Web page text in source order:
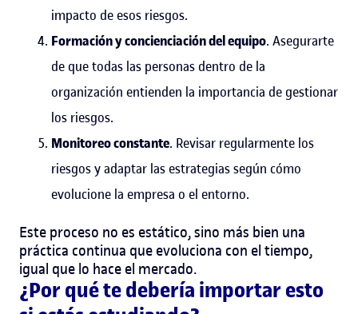
impacto de esos riesgos.
Formación y concienciación del equipo. Asegurarte
de que todas las personas dentro de la
organización entienden la importancia de gestionar
los riesgos.
Monitoreo constante. Revisar regularmente los
riesgos y adaptar las estrategias según cómo
evolucione la empresa o el entorno.
Este proceso no es estático, sino más bien una
práctica continua que evoluciona con el tiempo,
igual que lo hace el mercado.
¿Por qué te debería importar esto